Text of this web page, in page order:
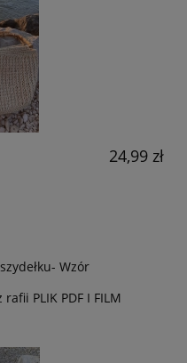
24,99 zł
Wzór
PLIK PDF I FILM